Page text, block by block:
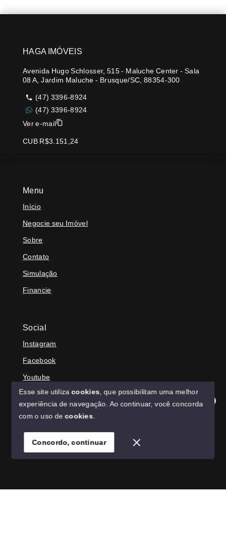
Olá! Agradecemos seu contato, como podemos ajudar?
Menu
Início
Negocie seu Imóvel
Sobre
Contato
Simulação
Financie
Social
Instagram
Facebook
Youtube
© Copyright 2026 - HAGA IMÓVEIS - Todos os direitos
SITE PARA IMOBILIARIA
HAGA IMÓVEIS
Avenida Hugo Schlosser, 515 - Maluche Center - Sala
08 A, Jardim Maluche - Brusque/SC, 88354-300
(47) 3396-8924
(47) 3396-8924
Ver e-mail
CUB R$3.151,24
Esse site utilizacookies , que possibilitam uma melhor
experiência de navegação. Ao continuar, você concorda
com o uso decookies
Concordo, continuar